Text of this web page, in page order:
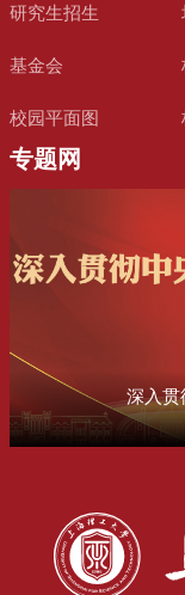
研究生招生
基金会
校园平面图
专题网
深入贯